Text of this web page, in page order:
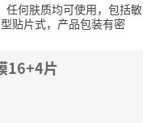
任何肤质均可使用，包括敏
贴片式，产品包装有密
16+4片